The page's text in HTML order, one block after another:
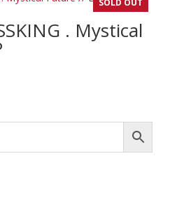
SOLD OUT
. Mystical